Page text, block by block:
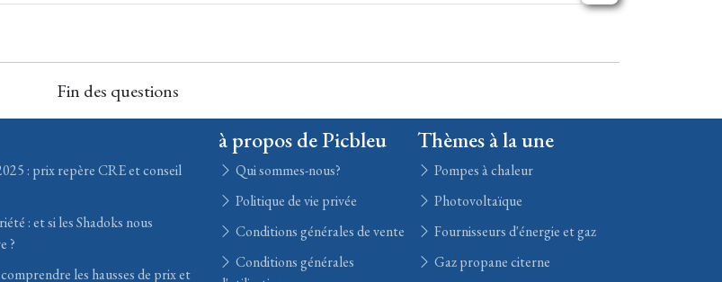
Fin des questions
: prix repère CRE et conseil
: et si les Shadoks nous
?
les hausses de prix et
à propos de Picbleu
Qui sommes-nous?
Politique de vie privée
Conditions générales de vente
Conditions générales
Thèmes à la une
Pompes à chaleur
Photovoltaïque
Fournisseurs d'énergie et gaz
Gaz propane citerne